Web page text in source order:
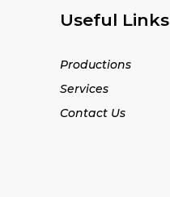
Useful Links
Productions
Services
Contact Us